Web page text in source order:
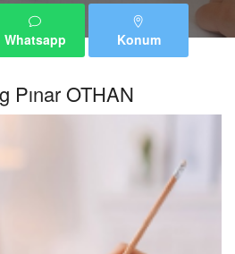
Whatsapp Konum
Pınar OTHAN